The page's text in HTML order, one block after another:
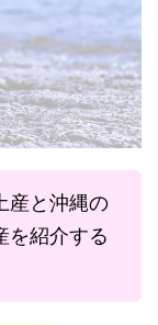
産と沖縄の
を紹介する